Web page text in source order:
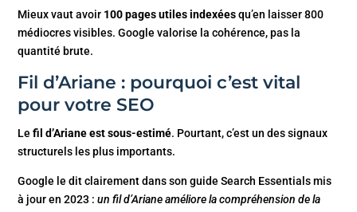
Mieux vaut avoir 100 pages utiles indexéesqu’en laisser 800
médiocres visibles. Google valorise la cohérence, pas la
quantité brute.
Fil d’Ariane : pourquoi c’est vital
pour votre SEO
Lefil d’Ariane est sous-estimé. Pourtant, c’est un des signaux
structurels les plus importants.
Google le dit clairement dans son guide Search Essentials mis
à jour en 2023 :un fil d’Ariane améliore la compréhension de la